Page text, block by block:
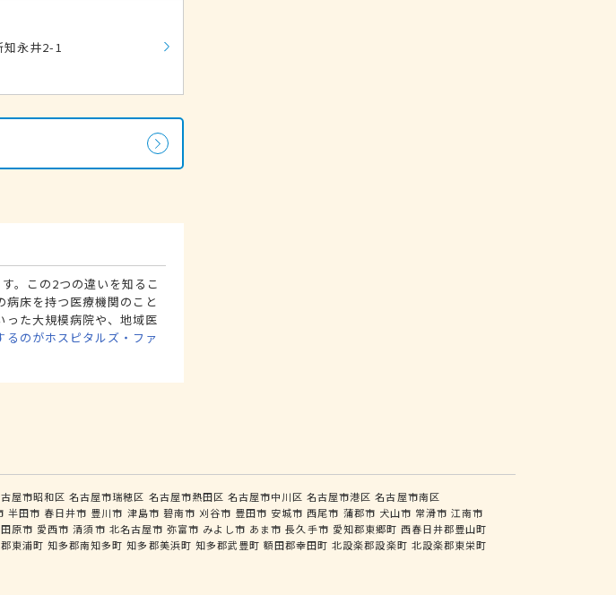
知永井2-1
。この2つの違いを知るこ
病床を持つ医療機関のこと
った大規模病院や、地域医
るのがホスピタルズ・ファ
屋市昭和区 名古屋市瑞穂区 名古屋市熱田区 名古屋市中川区 名古屋市港区 名古屋市南区
半田市 春日井市 豊川市 津島市 碧南市 刈谷市 豊田市 安城市 西尾市 蒲郡市 犬山市 常滑市 江南市
田原市 愛西市 清須市 北名古屋市 弥富市 みよし市 あま市 長久手市 愛知郡東郷町 西春日井郡豊山町
東浦町 知多郡南知多町 知多郡美浜町 知多郡武豊町 額田郡幸田町 北設楽郡設楽町 北設楽郡東栄町